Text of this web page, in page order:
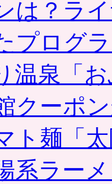
は？ラ
プログ
温泉「
クーポ
ト麺「
系ラー